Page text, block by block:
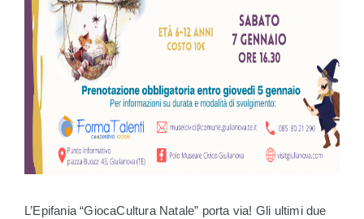
L’Epifania “GiocaCultura Natale” porta via! Gli ultimi due